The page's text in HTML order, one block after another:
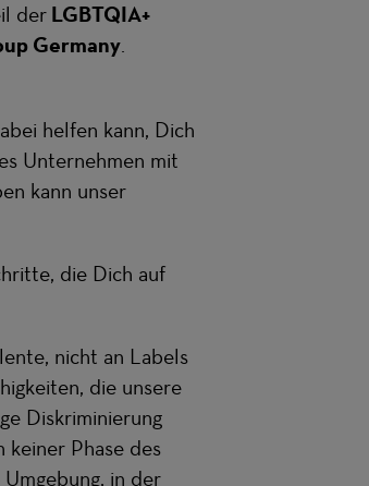
der LGBTQIA+
Germany.
helfen kann, Dich
Unternehmen mit
kann unser
die Dich auf
nicht an Labels
die unsere
Diskriminierung
Phase des
in der